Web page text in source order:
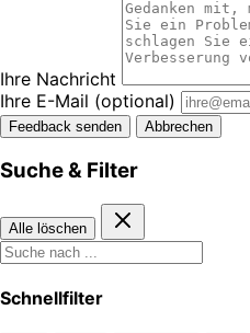
Ihre Nachricht
Ihre E-Mail (optional)
Feedback senden Abbrechen
Suche & Filter
Alle löschen
Schnellfilter